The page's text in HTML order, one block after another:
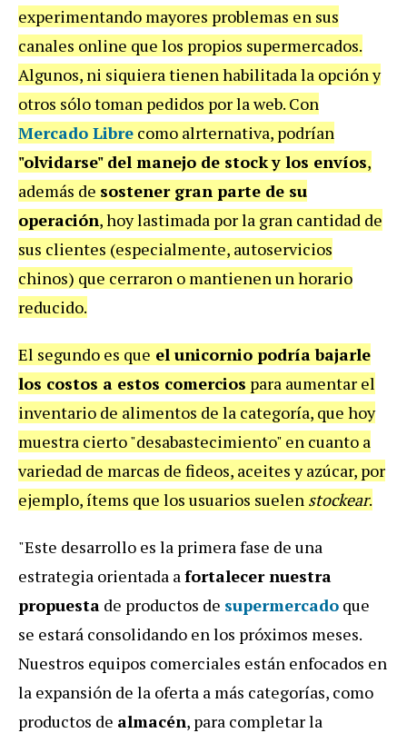
experimentando mayores problemas en sus
canales online que los propios supermercados.
Algunos, ni siquiera tienen habilitada la opción y
otros sólo toman pedidos por la web. Con
Mercado Libre como alrternativa, podrían
"olvidarse" del manejo de stocky los envíos,
además de sostener gran parte de su
operación, hoy lastimada por la gran cantidad de
sus clientes (especialmente, autoservicios
chinos) que cerraron o mantienen un horario
reducido.
El segundo es que el unicornio podría bajarle
los costos a estos comercios para aumentar el
inventario de alimentos de la categoría, que hoy
muestra cierto "desabastecimiento" en cuanto a
variedad de marcas de fideos, aceites y azúcar, por
ejemplo, ítems que los usuarios suelen stockear.
"Este desarrollo es la primera fase de una
estrategia orientada afortalecer nuestra
propuesta de productos de supermercado que
se estará consolidando en los próximos meses.
Nuestros equipos comerciales están enfocados en
la expansión de la oferta a más categorías, como
productos de almacén, para completar la